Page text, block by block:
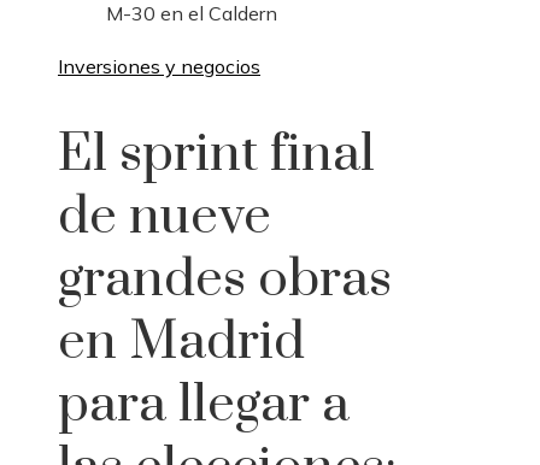
M-30 en el Caldern
Inversiones y negocios
El sprint final
de nueve
grandes obras
en Madrid
para llegar a